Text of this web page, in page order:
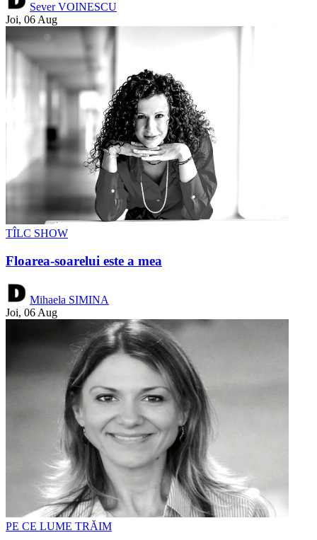
Sever VOINESCU
Joi, 06 Aug
TÎLC SHOW
Floarea-soarelui este a mea
Mihaela SIMINA
Joi, 06 Aug
PE CE LUME TRĂIM